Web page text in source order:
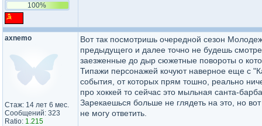
100%
axnemo
Стаж: 14 лет 6 мес.
Сообщений: 323
Ratio: 1.215
Вот так посмотришь очередной сезон
предыдущего и далее точно не будешь
заезженные до дыр сюжетные повороты о
Типажи персонажей кочуют наверное еще с
события, от которых прям тошно, реально
про хоккей то сейчас это мыльная санта-
Зарекаешься больше не глядеть на это, но
не могу ответить.